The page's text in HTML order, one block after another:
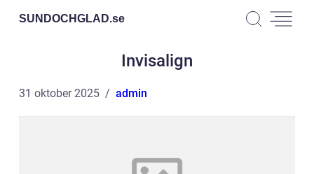
SUNDOCHGLAD.se
Invisalign
31 oktober 2025 admin